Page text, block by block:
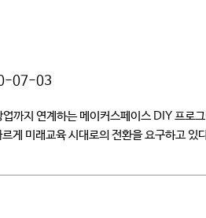
07-03
까지 연계하는 메이커스페이스 DIY 프
미래교육 시대로의 전환을 요구하고